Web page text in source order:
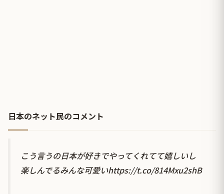
日本のネット民のコメント
こう言うの日本が好きでやってくれてて嬉しいし
楽しんでるみんな可愛いhttps://t.co/814Mxu2shB